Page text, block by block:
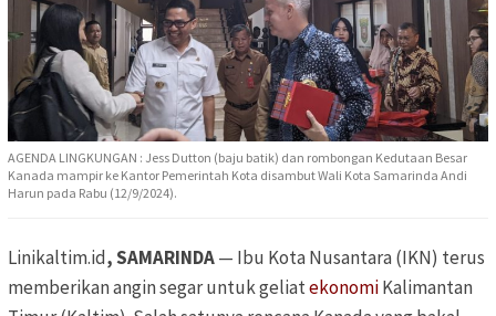
AGENDA LINGKUNGAN : Jess Dutton (baju batik) dan rombongan Kedutaan Besar
Kanada mampir ke Kantor Pemerintah Kota disambut Wali Kota Samarinda Andi
Harun pada Rabu (12/9/2024).
Linikaltim.id, SAMARINDA— Ibu Kota Nusantara (IKN) terus
memberikan angin segar untuk geliatekonomiKalimantan